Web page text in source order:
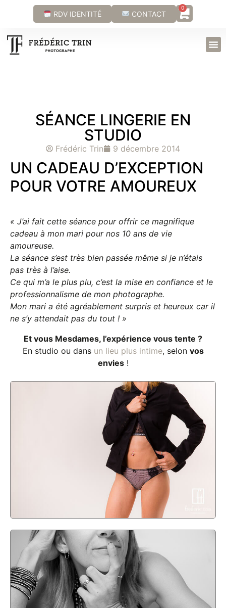
RDV IDENTITÉ CONTACT
0
SÉANCE LINGERIE EN
STUDIO
Frédéric Trin 9 décembre 2014
UN CADEAU D’EXCEPTION
POUR VOTRE AMOUREUX
« J’ai fait cette séance pour offrir ce magnifique
cadeau à mon mari pour nos 10 ans de vie
amoureuse.
La séance s’est très bien passée même si je n’étais
pas très à l’aise.
Ce qui m’a le plus plu, c’est la mise en confiance et le
professionnalisme de mon photographe.
Mon mari a été agréablement surpris et heureux car il
ne s’y attendait pas du tout ! »
Et vous Mesdames, l’expérience vous tente ?
En studio ou dans un lieu plus intime, selon vos
envies!